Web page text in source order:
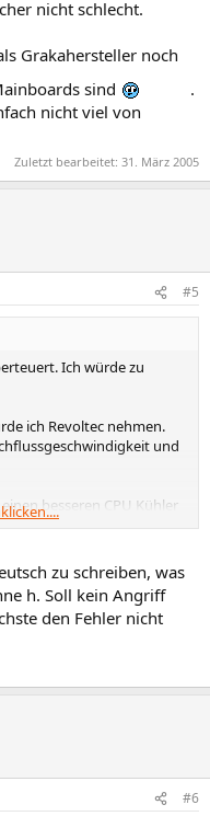
nicht schlecht.
Grakahersteller noch
sind
.
nicht viel von
Zuletzt bearbeitet: 31. März 2005
#5
Ich würde zu
ich Revoltec nehmen.
und
besseren CPU Kühler
noch als
sind
. Das ist
von Gigabyte.
zu schreiben, was
h. Soll kein Angriff
den Fehler nicht
#6